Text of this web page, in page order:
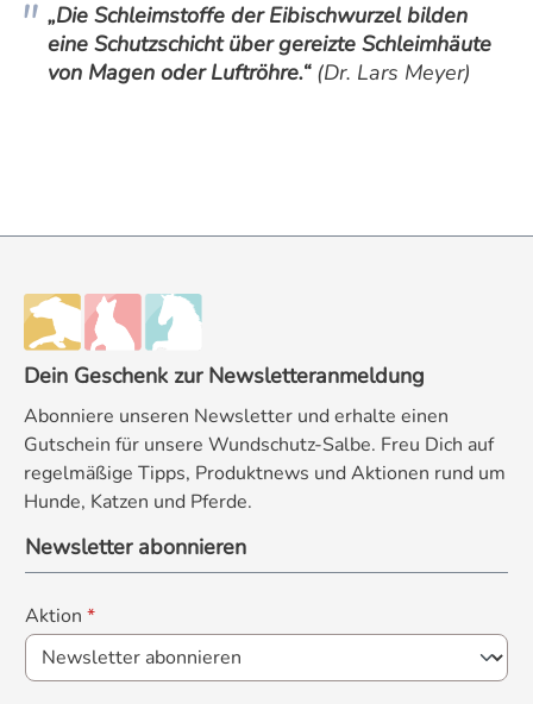
„Die Schleimstoffe der Eibischwurzel bilden
eine Schutzschicht über gereizte Schleimhäute
von Magen oder Luftröhre.“(Dr. Lars Meyer)
Dein Geschenk zur Newsletteranmeldung
Abonniere unseren Newsletter und erhalte einen
Gutschein für unsere Wundschutz-Salbe. Freu Dich auf
regelmäßige Tipps, Produktnews und Aktionen rund um
Hunde, Katzen und Pferde.
Newsletter abonnieren
Aktion *